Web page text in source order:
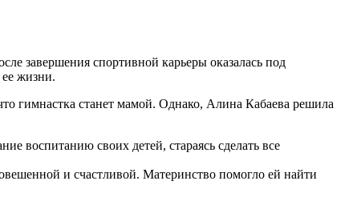
завершения спортивной карьеры оказалась под
жизни.
гимнастка станет мамой. Однако, Алина Кабаева решила
воспитанию своих детей, стараясь сделать все
и счастливой. Материнство помогло ей найти